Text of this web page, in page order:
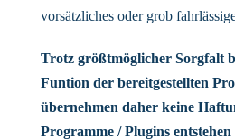
vorsätzliches oder grob
Trotz größtmöglicher Sorgfalt
Funtion der bereitgestellten
übernehmen daher keine
Programme / Plugins